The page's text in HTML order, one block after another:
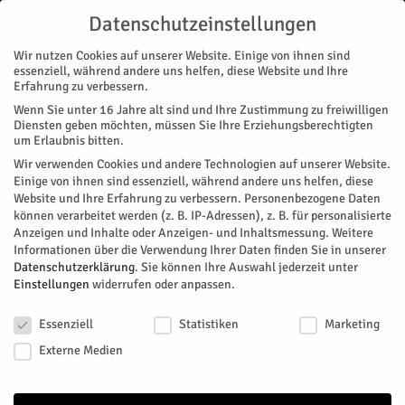
MU | MUSIK NEU
KuBa mit einer Note Country
Datenschutzeinstellungen
Wir nutzen Cookies auf unserer Website. Einige von ihnen sind
essenziell, während andere uns helfen, diese Website und Ihre
Erfahrung zu verbessern.
Wenn Sie unter 16 Jahre alt sind und Ihre Zustimmung zu freiwilligen
Diensten geben möchten, müssen Sie Ihre Erziehungsberechtigten
um Erlaubnis bitten.
Wir verwenden Cookies und andere Technologien auf unserer Website.
Einige von ihnen sind essenziell, während andere uns helfen, diese
Website und Ihre Erfahrung zu verbessern. Personenbezogene Daten
können verarbeitet werden (z. B. IP-Adressen), z. B. für personalisierte
Anzeigen und Inhalte oder Anzeigen- und Inhaltsmessung. Weitere
Informationen über die Verwendung Ihrer Daten finden Sie in unserer
Datenschutzerklärung. Sie können Ihre Auswahl jederzeit unter
Einstellungen widerrufen oder anpassen.
Essenziell
Statistiken
Marketing
Externe Medien